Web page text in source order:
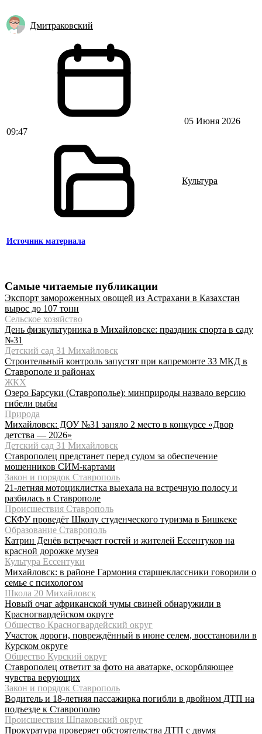
Дмитраковский
05 Июня 2026
09:47
Культура
Источник материала
Самые читаемые публикации
Экспорт замороженных овощей из Астрахани в Казахстан
вырос до 107 тонн
Сельское хозяйство
День физкультурника в Михайловске: праздник спорта в саду
№31
Детский сад 31 Михайловск
Строительный контроль запустят при капремонте 33 МКД в
Ставрополе и районах
ЖКХ
Озеро Барсуки (Ставрополье): минприроды назвало версию
гибели рыбы
Природа
Михайловск: ДОУ №31 заняло 2 место в конкурсе «Двор
детства — 2026»
Детский сад 31 Михайловск
Ставрополец предстанет перед судом за обеспечение
мошенников СИМ-картами
Закон и порядок Ставрополь
21-летняя мотоциклистка выехала на встречную полосу и
разбилась в Ставрополе
Происшествия Ставрополь
СКФУ проведёт Школу студенческого туризма в Бишкеке
Образование Ставрополь
Катрин Денёв встречает гостей и жителей Ессентуков на
красной дорожке музея
Культура Ессентуки
Михайловск: в районе Гармония старшеклассники говорили о
семье с психологом
Школа 20 Михайловск
Новый очаг африканской чумы свиней обнаружили в
Красногвардейском округе
Общество Красногвардейский округ
Участок дороги, повреждённый в июне селем, восстановили в
Курском округе
Общество Курский округ
Ставрополец ответит за фото на аватарке, оскорбляющее
чувства верующих
Закон и порядок Ставрополь
Водитель и 18-летняя пассажирка погибли в двойном ДТП на
подъезде к Ставрополю
Происшествия Шпаковский округ
Прокуратура проверяет обстоятельства ДТП с двумя